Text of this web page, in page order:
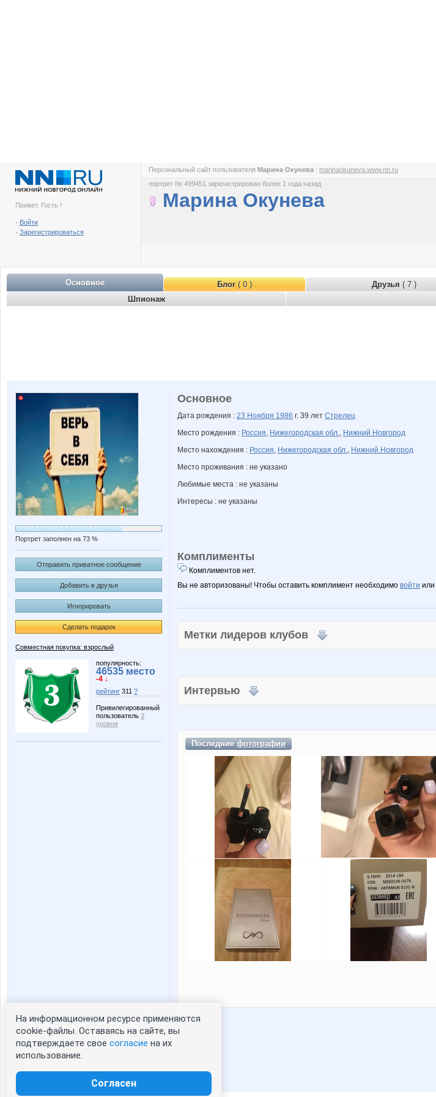
Привет, Гость !
- Войти
- Зарегистрироваться
Персональный сайт пользователя Марина Окунева : marinaokuneva.www.nn.ru
портрет № 499451 зарегистрирован более 1 года назад
Марина Окунева
Основное Блог( 0 ) Друзья ( 7 )
Шпионаж
Портрет заполнен на 73 %
Отправить приватное сообщение
Добавить в друзья
Игнорировать
Сделать подарок
Совместная покупка: взрослый
популярность:
46535 место
-4 ↓
рейтинг 311 ?
Привилегированный
пользователь 3
уровня
Статистика портрета:
сейчас просматривают портрет - 0
зарегистрированные пользователи
Основное
Дата рождения : 23 Ноября 1986 г. 39 лет Стрелец
Место рождения : Россия, Нижегородская обл., Нижний Новгород
Место нахождения : Россия, Нижегородская обл., Нижний Новгород
Место проживания : не указано
Любимые места : не указаны
Интересы : не указаны
Комплименты
Комплиментов нет.
Вы не авторизованы! Чтобы оставить комплимент необходимо войти или
Метки лидеров клубов
Интервью
Последниефотографии
На информационном ресурсе применяются
cookie-файлы. Оставаясь на сайте, вы
подтверждаете свое согласие на их
использование.
Согласен